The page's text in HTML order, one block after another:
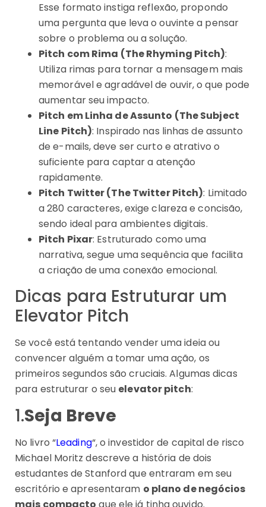
Esse formato instiga reflexão, propondo
uma pergunta que leva o ouvinte a pensar
sobre o problema ou a solução.
Pitch com Rima (The Rhyming Pitch):
Utiliza rimas para tornar a mensagem mais
memorável e agradável de ouvir, o que pode
aumentar seu impacto.
Pitch em Linha de Assunto (The Subject
Line Pitch): Inspirado nas linhas de assunto
de e-mails, deve ser curto e atrativo o
suficiente para captar a atenção
rapidamente.
Pitch Twitter (The Twitter Pitch): Limitado
a 280 caracteres, exige clareza e concisão,
sendo ideal para ambientes digitais.
Pitch Pixar: Estruturado como uma
narrativa, segue uma sequência que facilita
a criação de uma conexão emocional.
Dicas para Estruturar um
Elevator Pitch
Se você está tentando vender uma ideia ou
convencer alguém a tomar uma ação, os
primeiros segundos são cruciais. Algumas dicas
para estruturar o seu elevator pitch:
1.Seja Breve
No livro “Leading“, o investidor de capital de risco
Michael Moritz descreve a história de dois
estudantes de Stanford que entraram em seu
escritório e apresentaram o plano de negócios
mais compacto que ele já tinha ouvido.